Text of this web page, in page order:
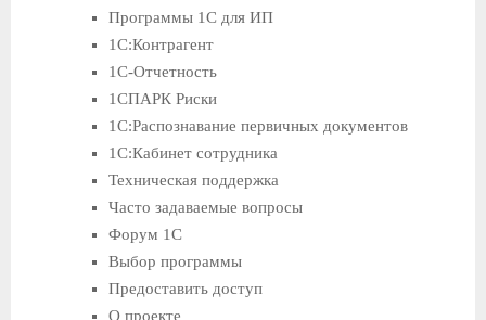
Программы 1С для ИП
1С:Контрагент
1С-Отчетность
1СПАРК Риски
1С:Распознавание первичных документов
1С:Кабинет сотрудника
Техническая поддержка
Часто задаваемые вопросы
Форум 1С
Выбор программы
Предоставить доступ
О проекте